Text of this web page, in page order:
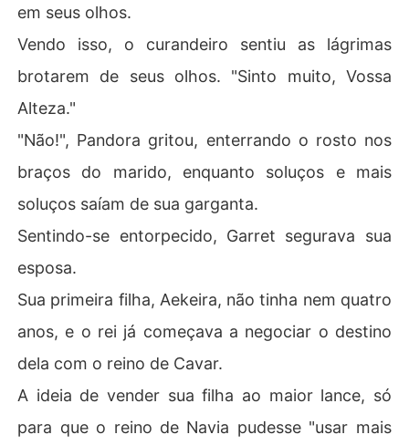
em seus olhos.
Vendo isso, o curandeiro sentiu as lágrimas
brotarem de seus olhos. "Sinto muito, Vossa
Alteza."
"Não!", Pandora gritou, enterrando o rosto nos
braços do marido, enquanto soluços e mais
soluços saíam de sua garganta.
Sentindo-se entorpecido, Garret segurava sua
esposa.
Sua primeira filha, Aekeira, não tinha nem quatro
anos, e o rei já começava a negociar o destino
dela com o reino de Cavar.
A ideia de vender sua filha ao maior lance, só
para que o reino de Navia pudesse "usar mais